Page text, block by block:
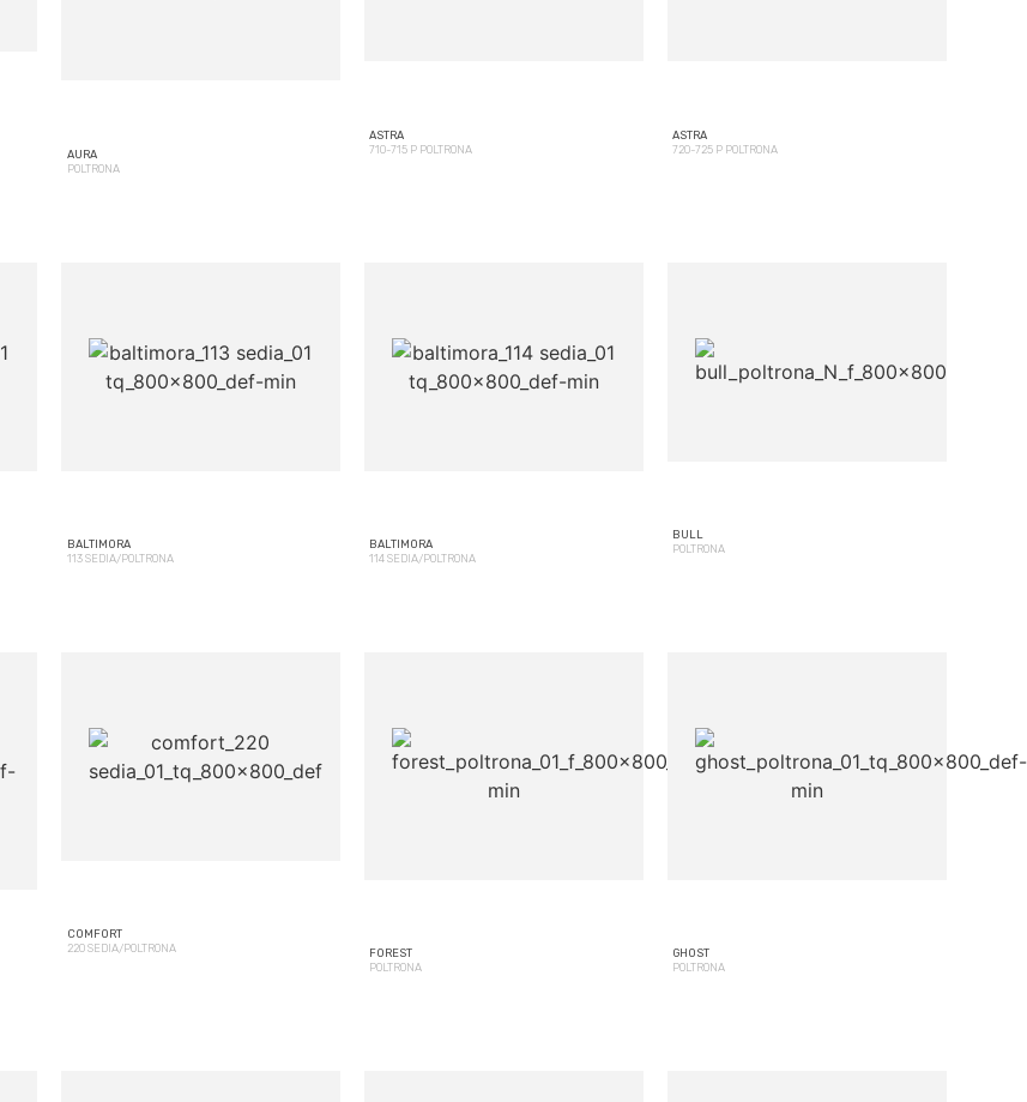
AURA
POLTRONA
ASTRA
710-715 P POLTRONA
ASTRA
720-725 P POLTRONA
BALTIMORA
113 SEDIA/POLTRONA
BALTIMORA
114 SEDIA/POLTRONA
BULL
POLTRONA
COMFORT
220 SEDIA/POLTRONA
FOREST
POLTRONA
GHOST
POLTRONA